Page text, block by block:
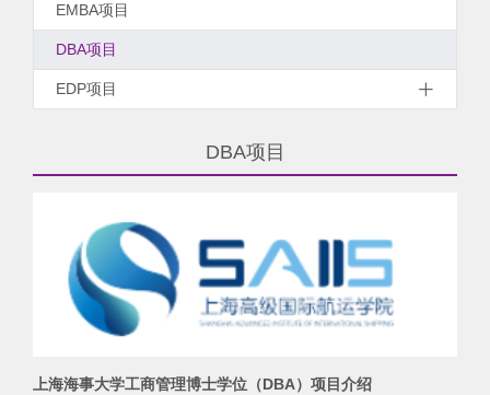
EMBA项目
DBA项目
EDP项目
DBA项目
上海海事大学工商管理博士学位（DBA）项目介绍